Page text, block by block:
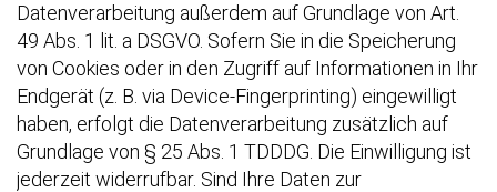
Datenverarbeitung außerdem auf Grundlage von Art.
49 Abs. 1 lit. a DSGVO. Sofern Sie in die Speicherung
von Cookies oder in den Zugriff auf Informationen in Ihr
Endgerät (z. B. via Device-Fingerprinting) eingewilligt
haben, erfolgt die Datenverarbeitung zusätzlich auf
Grundlage von § 25 Abs. 1 TDDDG. Die Einwilligung ist
jederzeit widerrufbar. Sind Ihre Daten zur